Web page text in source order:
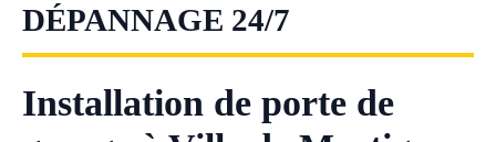
DÉPANNAGE 24/7
Installation de porte de